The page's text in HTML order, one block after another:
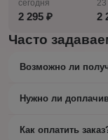
сегодня
2 295 ₽
23
2
Часто
Возможно ли
Нужно ли
Как оплатить